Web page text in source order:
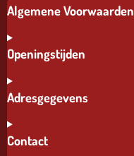
Algemene Voorwaarden
Openingstijden
Adresgegevens
Contact